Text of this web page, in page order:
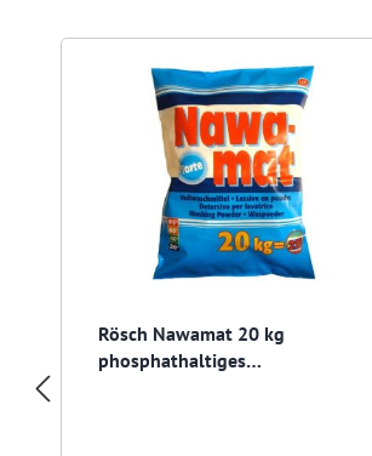
Rösch Nawamat 20 kg
phosphathaltiges